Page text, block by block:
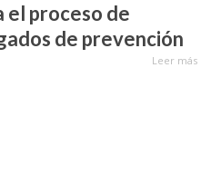
el proceso de
de prevención
Leer más